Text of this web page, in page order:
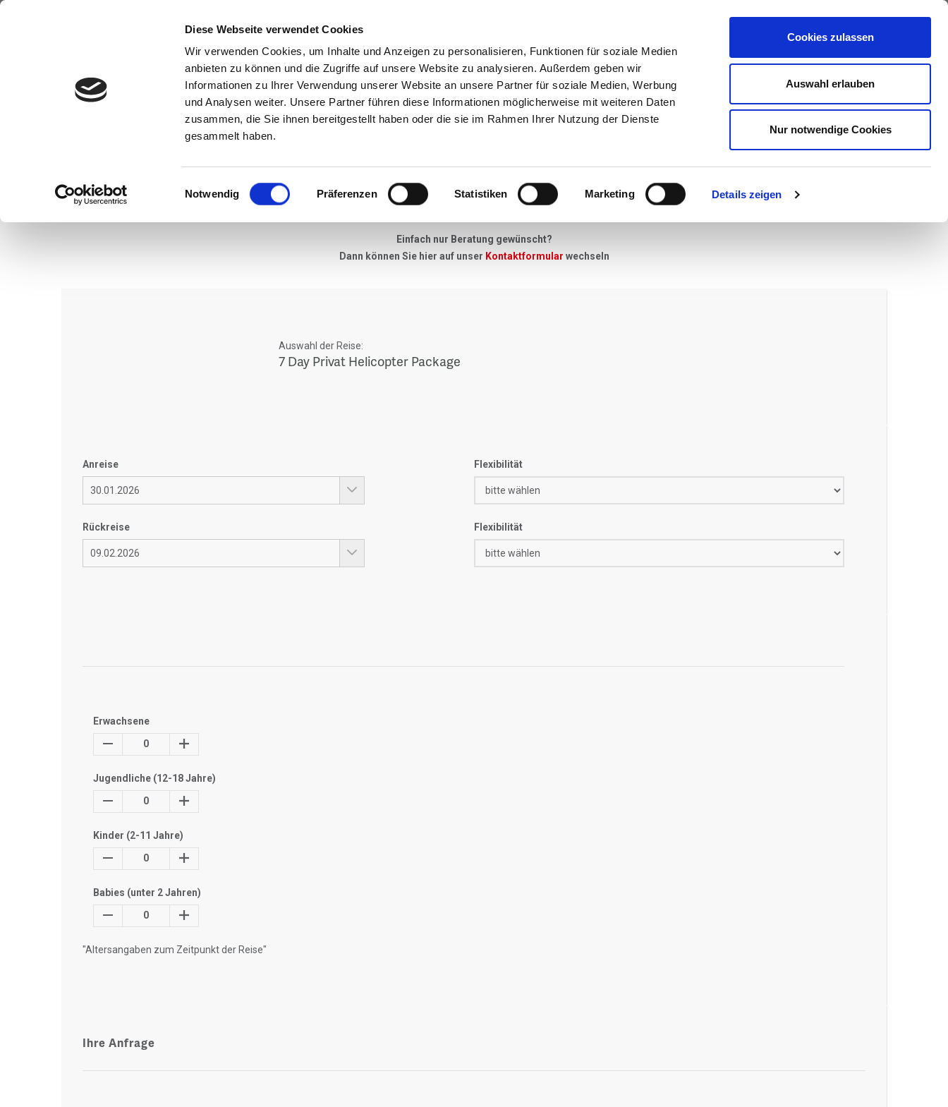
Diese Webseite verwendet Cookies
Wir verwenden Cookies, um Inhalte und Anzeigen zu personalisieren, Funktionen für soziale Medien
anbieten zu können und die Zugriffe auf unsere Website zu analysieren. Außerdem geben wir
Informationen zu Ihrer Verwendung unserer Website an unsere Partner für soziale Medien, Werbung
und Analysen weiter. Unsere Partner führen diese Informationen möglicherweise mit weiteren Daten
zusammen, die Sie ihnen bereitgestellt haben oder die sie im Rahmen Ihrer Nutzung der Dienste
gesammelt haben.
Einwilligungsauswahl
Notwendig Präferenzen Statistiken Marketing Details zeigen
Cookies zulassen
Auswahl erlauben
Nur notwendige Cookies
Anfragen
Neues Angebot
Wenn Sie konkrete Vorstellungen zu Ihrer Skireise haben - einfach unser Anfrageformular ausfüllen, wir melden uns umgehend bei Ihnen.
Einfach nur Beratung gewünscht?
Dann können Sie hier auf unser Kontaktformular wechseln
Auswahl der Reise:
7 Day Privat Helicopter Package
Anreise Flexibilität
Rückreise Flexibilität
Erwachsene
0
Jugendliche (12-18 Jahre)
0
Kinder (2-11 Jahre)
0
Babies (unter 2 Jahren)
0
"Altersangaben zum Zeitpunkt der Reise"
Ihre Anfrage